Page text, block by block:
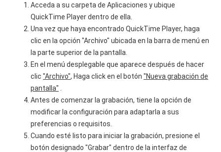
Acceda a su carpeta de Aplicaciones y ubique
QuickTime Player dentro de ella.
Una vez que haya encontrado QuickTime Player, haga
clic en la opción "Archivo" ubicada en la barra de menú en
la parte superior de la pantalla.
En el menú desplegable que aparece después de hacer
clic"Archivo", Haga click en el botón"Nueva grabación de
pantalla"
Antes de comenzar la grabación, tiene la opción de
modificar la configuración para adaptarla a sus
preferencias o requisitos.
Cuando esté listo para iniciar la grabación, presione el
botón designado "Grabar" dentro de la interfaz de